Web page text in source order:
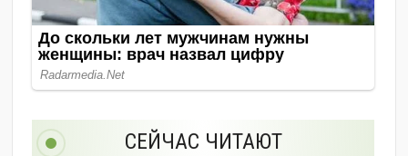
СЕЙЧАС ЧИТАЮТ